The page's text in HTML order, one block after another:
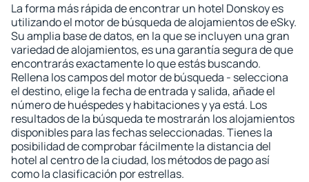
La forma más rápida de encontrar un hotel Donskoy es
utilizando el motor de búsqueda de alojamientos de eSky.
Su amplia base de datos, en la que se incluyen una gran
variedad de alojamientos, es una garantía segura de que
encontrarás exactamente lo que estás buscando.
Rellena los campos del motor de búsqueda - selecciona
el destino, elige la fecha de entrada y salida, añade el
número de huéspedes y habitaciones y ya está. Los
resultados de la búsqueda te mostrarán los alojamientos
disponibles para las fechas seleccionadas. Tienes la
posibilidad de comprobar fácilmente la distancia del
hotel al centro de la ciudad, los métodos de pago así
como la clasificación por estrellas.